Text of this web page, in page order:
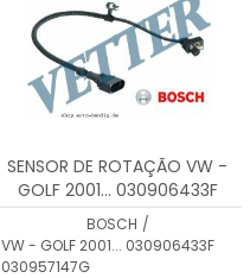
SENSOR DE ROTAÇÃO VW -
GOLF 2001... 030906433F
030957147G
BOSCH /
VW - GOLF 2001... 030906433F
030957147G